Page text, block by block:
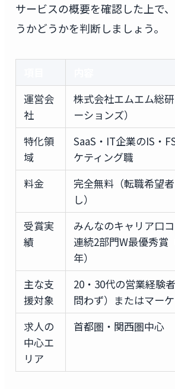
サービスの概要を確認した上で
うかどうかを判断しましょう。
運営会
社
株式会社エムエム総
ーションズ）
特化領
域
SaaS・IT企業のIS・
ケティング職
料金
完全無料（転職希望
し）
受賞実
績
みんなのキャリア口
連続2部門W最優秀賞
年）
主な支
援対象
20・30代の営業経験
問わず）またはマー
求人の
中心エ
リア
首都圏・関西圏中心